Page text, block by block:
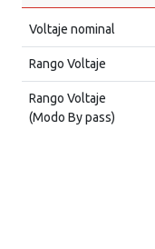
Voltaje nominal
Rango Voltaje
Rango Voltaje
(Modo By pass)